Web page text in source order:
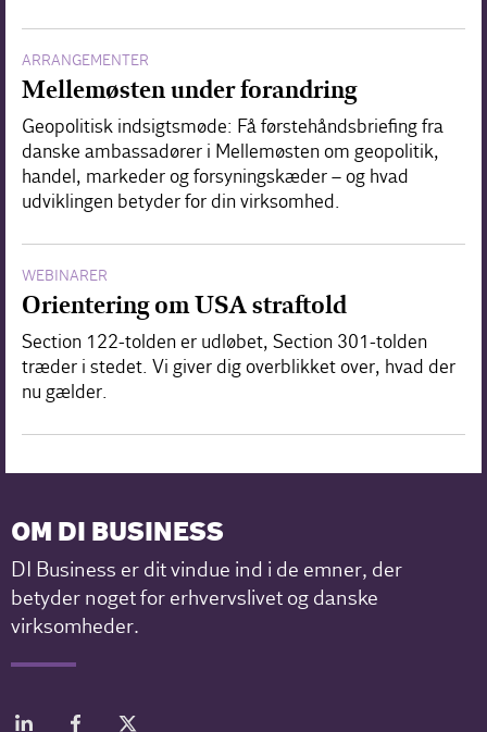
ARRANGEMENTER
Mellemøsten under forandring
Geopolitisk indsigtsmøde: Få førstehåndsbriefing fra
danske ambassadører i Mellemøsten om geopolitik,
handel, markeder og forsyningskæder – og hvad
udviklingen betyder for din virksomhed.
WEBINARER
Orientering om USA straftold
Section 122-tolden er udløbet, Section 301-tolden
træder i stedet. Vi giver dig overblikket over, hvad der
nu gælder.
OM DI BUSINESS
DI Business er dit vindue ind i de emner, der
betyder noget for erhvervslivet og danske
virksomheder.